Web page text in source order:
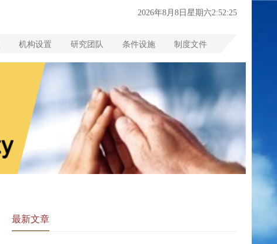
2026年8月8日星期六2:52:25
机构设置 研究团队 条件设施 制度文件
最新文章